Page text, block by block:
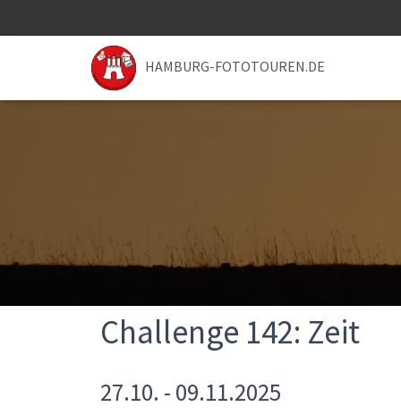
HAMBURG-FOTOTOUREN.DE
Challenge 142: Zeit
27.10. - 09.11.2025